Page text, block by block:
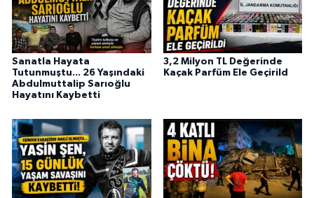
Sanatla Hayata
Tutunmuştu... 26 Yaşındaki
Abdulmuttalip Sarıoğlu
Hayatını Kaybetti
3,2 Milyon TL Değerinde
Kaçak Parfüm Ele Geçirild